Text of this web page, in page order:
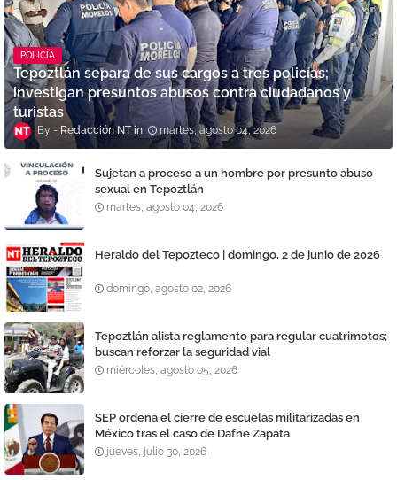
POLICÍA
Tepoztlán separa de sus cargos a tres policías;
investigan presuntos abusos contra ciudadanos y
turistas
Redacción NT martes, agosto 04, 2026
Sujetan a proceso a un hombre por presunto abuso
sexual en Tepoztlán
martes, agosto 04, 2026
Heraldo del Tepozteco | domingo, 2 de junio de 2026
domingo, agosto 02, 2026
Tepoztlán alista reglamento para regular cuatrimotos;
buscan reforzar la seguridad vial
miércoles, agosto 05, 2026
SEP ordena el cierre de escuelas militarizadas en
México tras el caso de Dafne Zapata
jueves, julio 30, 2026